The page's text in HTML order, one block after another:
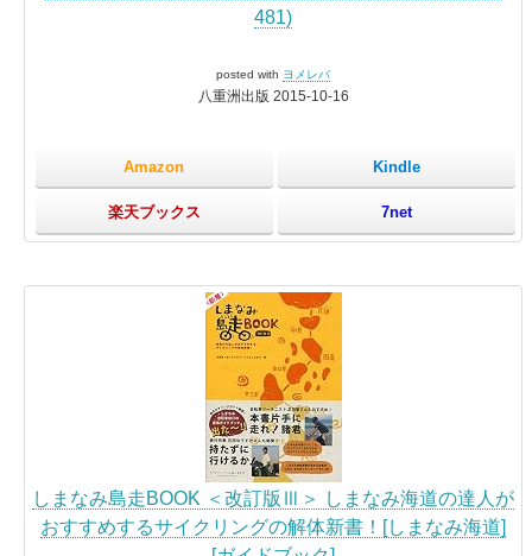
481)
posted with ヨメレバ
八重洲出版 2015-10-16
Amazon Kindle
楽天ブックス 7net
しまなみ島走BOOK ＜改訂版Ⅲ＞ しまなみ海道の達人が
おすすめするサイクリングの解体新書！[しまなみ海道]